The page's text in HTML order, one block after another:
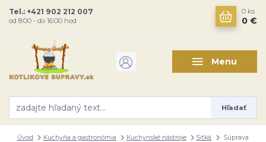
Menu
Hľadať
Tel.: +421 902 212 007
od 8:00 - do 16:00 hod
0 ks
0 €
Úvod Kuchyňa a gastronómia Kuchynské nástroje Sitká
Súprava